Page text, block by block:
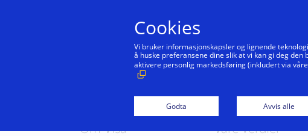
Om Visa Våre verdier
Cookies
Vi bruker informasjonskapsler og lignende
å huske preferansene dine slik at vi kan gi deg
aktivere personlig markedsføring (inkludert via
Godta Avvis alle